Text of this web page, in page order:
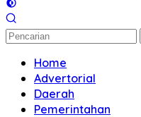
Home
Advertorial
Daerah
Pemerintahan